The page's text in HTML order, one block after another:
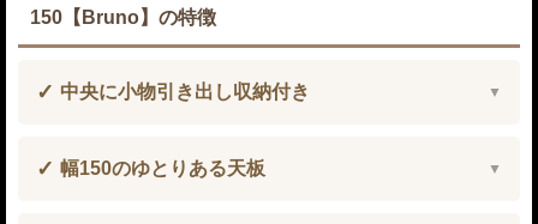
150【Bruno】の特徴
中央に小物引き出し収納付き
幅150のゆとりある天板